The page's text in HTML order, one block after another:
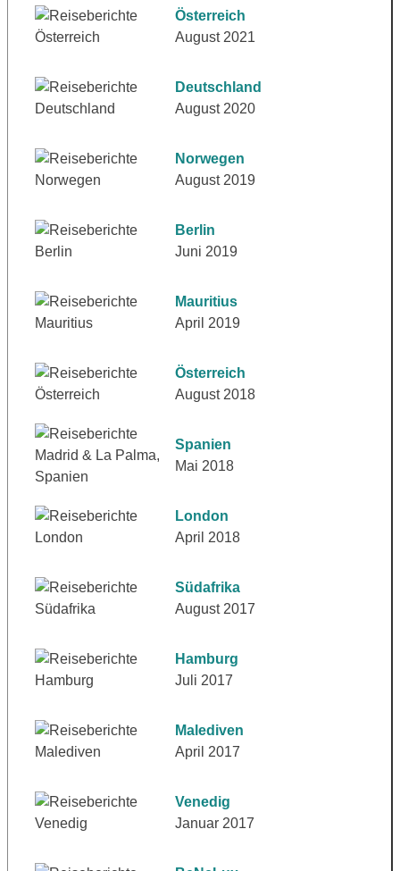
Österreich
August 2021
Deutschland
August 2020
Norwegen
August 2019
Berlin
Juni 2019
Mauritius
April 2019
Österreich
August 2018
Spanien
Mai 2018
London
April 2018
Südafrika
August 2017
Hamburg
Juli 2017
Malediven
April 2017
Venedig
Januar 2017